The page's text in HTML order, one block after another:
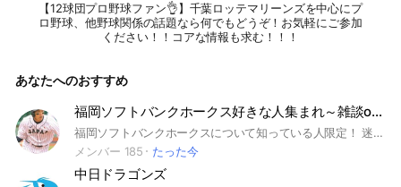
【12球団プロ野球ファン👌】千葉ロッテマリーンズを中心にプ
ロ野球、他野球関係の話題なら何でもどうぞ！お気軽にご参加
ください！！コアな情報も求む！！！
あなたへのおすすめ
福岡ソフトバンクホークス好きな人集まれ～雑談ok福岡ソフトバンクホークスについてみんなで語ろう！
福岡ソフトバンクホークスについて知っている人限定！ 迷惑行為❌悪口❌ みんなで福岡ソフトバンクホークスについて語ろう！
メンバー 185
たった今
中日ドラゴンズ